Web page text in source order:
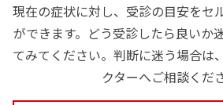
現在の症状に対し、受診の目安をセ
ができます。どう受診したら良いか
てみてください。判断に迷う場合は
クターへご相談くだ